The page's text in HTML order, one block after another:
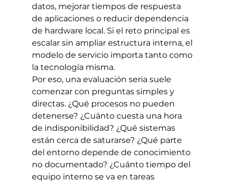
datos, mejorar tiempos de respuesta
de aplicaciones o reducir dependencia
de hardware local. Si el reto principal es
escalar sin ampliar estructura interna, el
modelo de servicio importa tanto como
la tecnología misma.
Por eso, una evaluación seria suele
comenzar con preguntas simples y
directas. ¿Qué procesos no pueden
detenerse? ¿Cuánto cuesta una hora
de indisponibilidad? ¿Qué sistemas
están cerca de saturarse? ¿Qué parte
del entorno depende de conocimiento
no documentado? ¿Cuánto tiempo del
equipo interno se va en tareas